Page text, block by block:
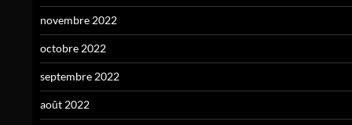
novembre 2022
octobre 2022
septembre 2022
août 2022